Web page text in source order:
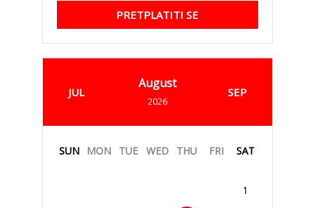
PRETPLATITI SE
JUL
August
2026
SEP
SUN MON TUE WED THU FRI SAT
1